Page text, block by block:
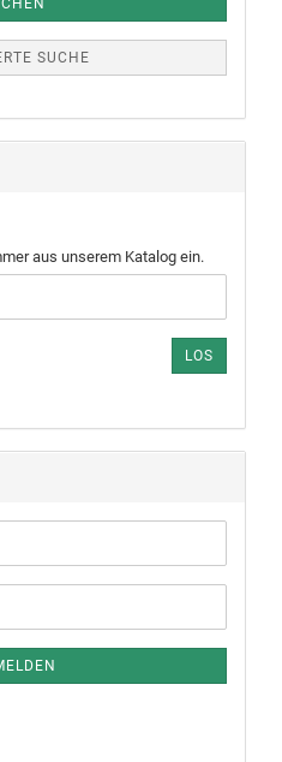
SUCHE
aus unserem Katalog ein.
LOS